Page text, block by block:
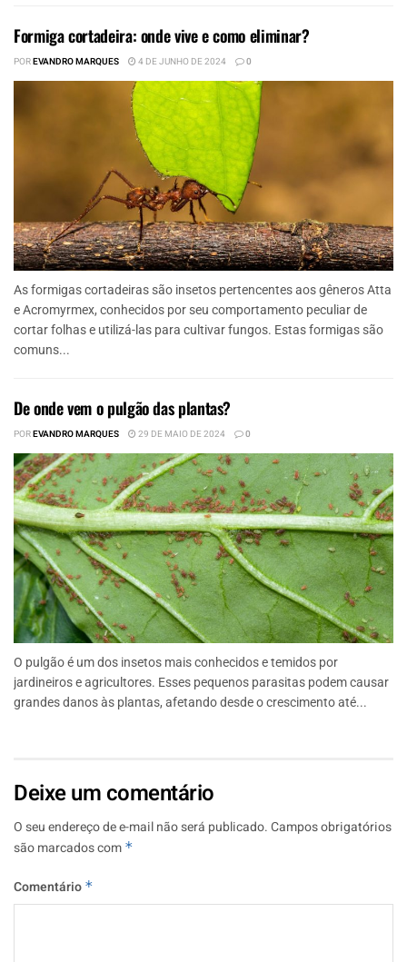
Formiga cortadeira: onde vive e como eliminar?
POREVANDRO MARQUES 4 DE JUNHO DE 2024 0
As formigas cortadeiras são insetos pertencentes aos gêneros Atta
e Acromyrmex, conhecidos por seu comportamento peculiar de
cortar folhas e utilizá-las para cultivar fungos. Estas formigas são
comuns...
De onde vem o pulgão das plantas?
POREVANDRO MARQUES 29 DE MAIO DE 2024 0
O pulgão é um dos insetos mais conhecidos e temidos por
jardineiros e agricultores. Esses pequenos parasitas podem causar
grandes danos às plantas, afetando desde o crescimento até...
Deixe um comentário
O seu endereço de e-mail não será publicado.Campos obrigatórios
são marcados com *
Comentário *